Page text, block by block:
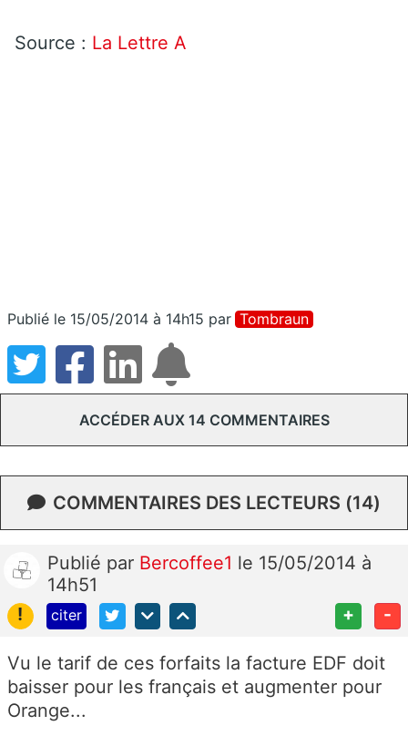
Source : La Lettre A
Publié le 15/05/2014 à 14h15 par Tombraun
ACCÉDER AUX 14 COMMENTAIRES
COMMENTAIRES DES LECTEURS (14)
Publié par Bercoffee1 le 15/05/2014 à
14h51
!
citer + -
Vu le tarif de ces forfaits la facture EDF doit
baisser pour les français et augmenter pour
Orange...